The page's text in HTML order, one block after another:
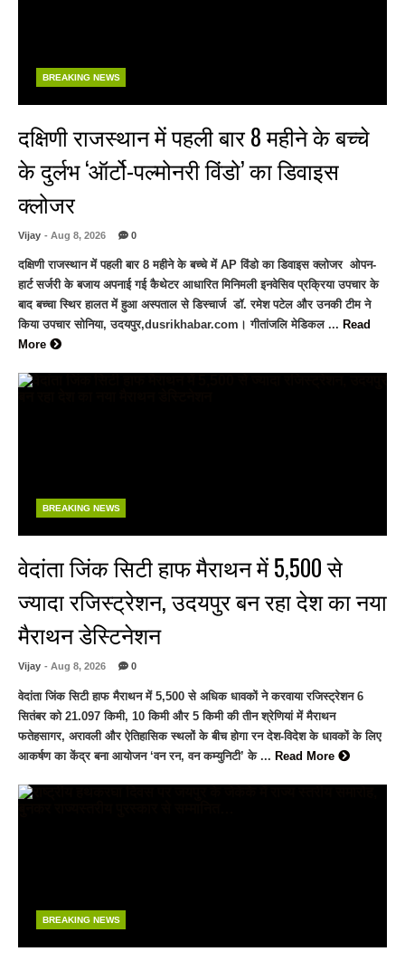
BREAKING NEWS
दक्षिणी राजस्थान में पहली बार 8 महीने के बच्चे
के दुर्लभ ‘ऑर्टो-पल्मोनरी विंडो’ का डिवाइस
क्लोजर
Vijay - Aug 8, 2026 0
दक्षिणी राजस्थान में पहली बार 8 महीने के बच्चे में AP विंडो का डिवाइस क्लोजर ओपन-
हार्ट सर्जरी के बजाय अपनाई गई कैथेटर आधारित मिनिमली इनवेसिव प्रक्रिया उपचार के
बाद बच्चा स्थिर हालत में हुआ अस्पताल से डिस्चार्ज डॉ. रमेश पटेल और उनकी टीम ने
किया उपचार सोनिया, उदयपुर,dusrikhabar.com। गीतांजलि मेडिकल ... Read
More
BREAKING NEWS
वेदांता जिंक सिटी हाफ मैराथन में 5,500 से
ज्यादा रजिस्ट्रेशन, उदयपुर बन रहा देश का नया
मैराथन डेस्टिनेशन
Vijay - Aug 8, 2026 0
वेदांता जिंक सिटी हाफ मैराथन में 5,500 से अधिक धावकों ने करवाया रजिस्ट्रेशन 6
सितंबर को 21.097 किमी, 10 किमी और 5 किमी की तीन श्रेणियां में मैराथन
फतेहसागर, अरावली और ऐतिहासिक स्थलों के बीच होगा रन देश-विदेश के धावकों के लिए
आकर्षण का केंद्र बना आयोजन ‘वन रन, वन कम्युनिटी’ के ... Read More
BREAKING NEWS